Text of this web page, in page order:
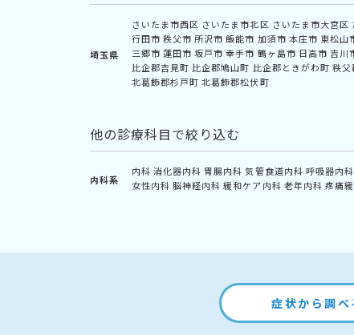
埼玉県
さいたま市西区 さいたま市北区 さいたま市大宮区
行田市 秩父市 所沢市 飯能市 加須市 本庄市 東松山
三郷市 蓮田市 坂戸市 幸手市 鶴ヶ島市 日高市 吉川
比企郡吉見町 比企郡鳩山町 比企郡ときがわ町 秩父
北葛飾郡杉戸町 北葛飾郡松伏町
他の診療科目で絞り込む
内科系
内科 消化器内科 胃腸内科 気管食道内科 呼吸器内科
女性内科 脳神経内科 緩和ケア内科 老年内科 疼痛
症状から調べ